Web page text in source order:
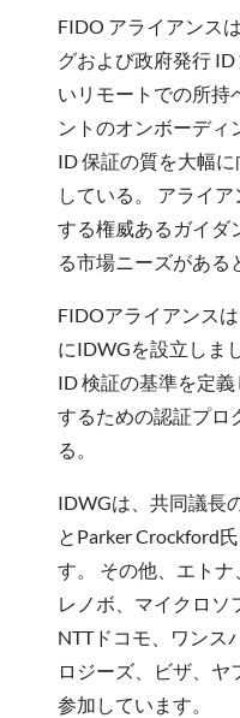
FIDO アライアンス
グおよび政府発行
いリモートでの所持
ントのオンボーディ
ID 保証の質を大幅
している。 アライ
する権威あるガイダ
る市場ニーズがある
FIDOアライアンス
にIDWGを設立しま
ID 検証の基準を定
するための認証プロ
る。
IDWGは、共同議長
とParker Crockford
す。 その他、エトナ
レノボ、マイクロソ
NTTドコモ、ワンス
ロジーズ、ビザ、
参加しています。